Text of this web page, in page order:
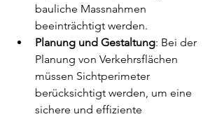
bauliche Massnahmen
beeinträchtigt werden.
Planung und Gestaltung: Bei der
Planung von Verkehrsflächen
müssen Sichtperimeter
berücksichtigt werden, um eine
sichere und effiziente